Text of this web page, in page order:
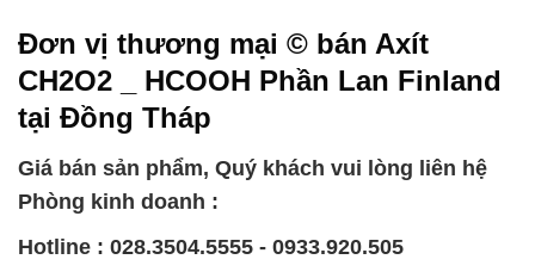
Đơn vị thương mại © bán Axít
CH2O2 _ HCOOH Phần Lan Finland
tại Đồng Tháp
Giá bán sản phẩm, Quý khách vui lòng liên hệ
Phòng kinh doanh :
Hotline : 028.3504.5555 - 0933.920.505